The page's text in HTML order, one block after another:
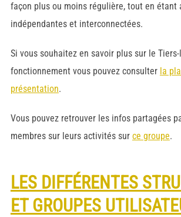
façon plus ou moins régulière, tout en étant
indépendantes et interconnectées.
Si vous souhaitez en savoir plus sur le
fonctionnement vous pouvez consulter la
présentation.
Vous pouvez retrouver les infos partagées
membres sur leurs activités sur ce groupe.
LES DIFFÉRENTES
ET GROUPES